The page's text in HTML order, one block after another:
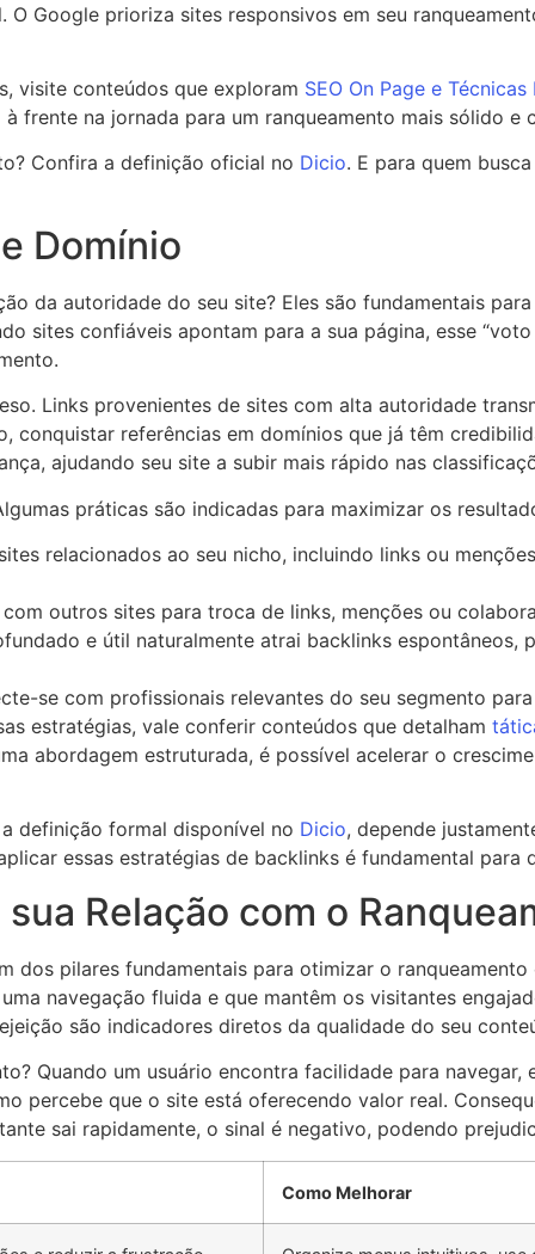
Google prioriza sites responsivos em seu
visite conteúdos que exploram SEO On Page e Técnicas
frente na jornada para um ranqueamento mais sólido e
Confira a definição oficial no Dicio. E para quem
Domínio
da autoridade do seu site? Eles são fundamentais
sites confiáveis apontam para a sua página, esse
Links provenientes de sites com alta autoridade
conquistar referências em domínios que já têm
ajudando seu site a subir mais rápido nas
práticas são indicadas para maximizar os
relacionados ao seu nicho, incluindo links ou
outros sites para troca de links, menções ou
e útil naturalmente atrai backlinks espontâneos,
se com profissionais relevantes do seu segmento
estratégias, vale conferir conteúdos que detalham
abordagem estruturada, é possível acelerar o
definição formal disponível no Dicio, depende
essas estratégias de backlinks é fundamental para
Relação com o
dos pilares fundamentais para otimizar o
navegação fluida e que mantêm os visitantes
são indicadores diretos da qualidade do seu
Quando um usuário encontra facilidade para navegar,
percebe que o site está oferecendo valor real.
sai rapidamente, o sinal é negativo, podendo
Como Melhorar